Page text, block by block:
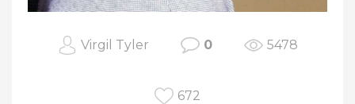
Virgil Tyler 0 5478
672